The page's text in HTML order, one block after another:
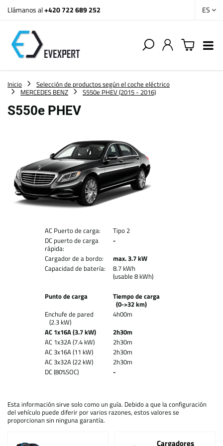
Llámanos al+420 722 689 252 ES
Inicio
Selección de productos según el coche eléctrico
MERCEDES BENZ
S550e PHEV (2015 - 2016)
S550e PHEV
AC Puerto de carga:
Tipo 2
DC puerto de carga
rápida:
-
Cargador de a bordo:
max. 3.7 kW
Capacidad de batería:
8.7 kWh
(usable 8 kWh)
Punto de carga
Tiempo de carga
(0->32 km)
Enchufe de pared
(2.3 kW)
4h00m
AC 1x16A (3.7 kW)
2h30m
AC 1x32A (7.4 kW)
2h30m
AC 3x16A (11 kW)
2h30m
AC 3x32A (22 kW)
2h30m
DC (80%SOC)
-
Esta información sirve solo como un guía. Debido a que la configuración
del vehículo puede diferir por varios razones, estos valores se
proporcionan sin ninguna garantía.
Cargadores